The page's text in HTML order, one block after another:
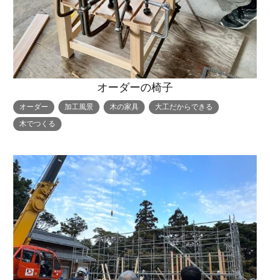
オーダーの椅子
オーダー 加工風景 木の家具
大工だからできる
木でつくる
トップページ
ブログ
イベント
会社案内
採用情報
・資料請求
商品紹介
・MUKU
・DENTOU
・MARUTA
・CUSTOM
ORDER
家（施工事例一覧）
・MUKUの家一覧
・DENTOUの家一覧
・MARUTAの家一覧
・CUSTOM
ORDERの家一覧
鈴茂の家づくり
建物いろいろ
お家見守り隊